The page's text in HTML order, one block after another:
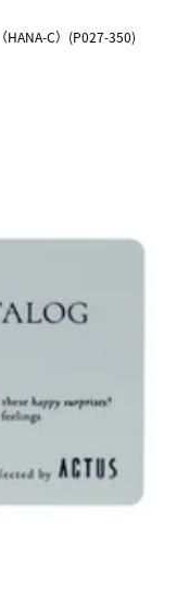
HANA-C）(P027-350)